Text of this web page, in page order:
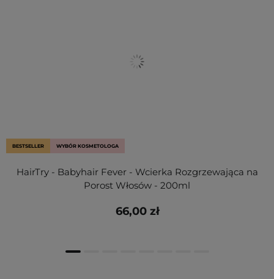
BESTSELLER WYBÓR KOSMETOLOGA
HairTry - Babyhair Fever - Wcierka Rozgrzewająca na
Porost Włosów - 200ml
66,00 zł